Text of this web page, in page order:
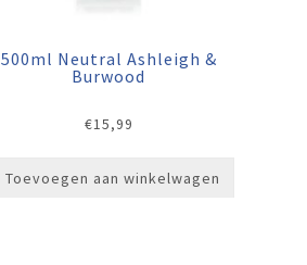
500ml Neutral Ashleigh &
Burwood
€15,99
Toevoegen aan winkelwagen